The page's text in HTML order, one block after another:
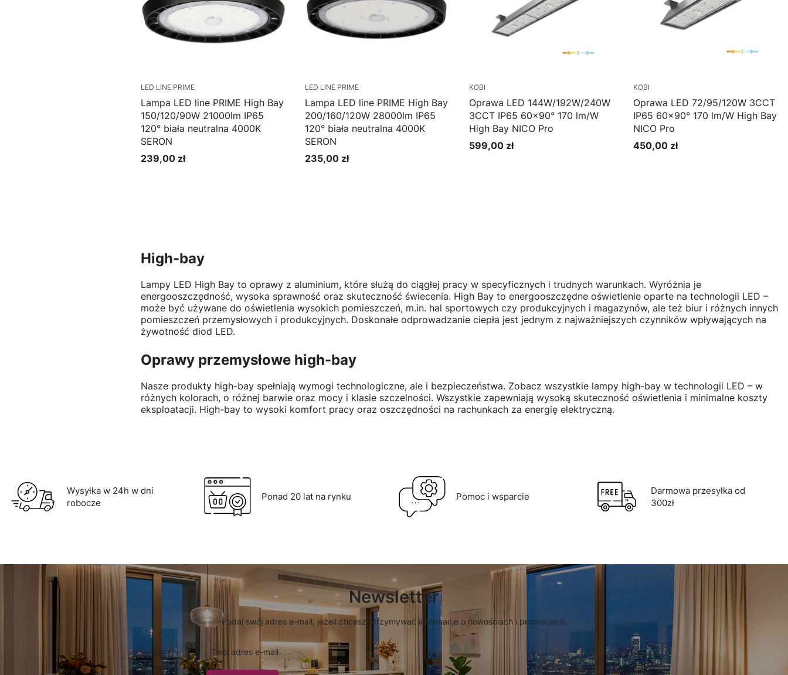
LED LINE PRIME
Lampa LED line PRIME High Bay
150/120/90W 21000lm IP65
120° biała neutralna 4000K
SERON
Cena
239,00 zł
LED LINE PRIME
Lampa LED line PRIME High Bay
200/160/120W 28000lm IP65
120° biała neutralna 4000K
SERON
Cena
235,00 zł
KOBI
Oprawa LED 144W/192W/240W
3CCT IP65 60×90° 170 lm/W
High Bay NICO Pro
Cena
599,00 zł
KOBI
Oprawa LED 72/95/120W 3CCT
IP65 60×90° 170 lm/W High Bay
NICO Pro
Cena
450,00 zł
High-bay
Lampy LED High Bay to oprawy z aluminium, które służą do ciągłej pracy w specyficznych i trudnych warunkach. Wyróżnia je
energooszczędność, wysoka sprawność oraz skuteczność świecenia. High Bay to energooszczędne oświetlenie oparte na technologii LED –
może być używane do oświetlenia wysokich pomieszczeń, m.in. hal sportowych czy produkcyjnych i magazynów, ale też biur i różnych innych
pomieszczeń przemysłowych i produkcyjnych. Doskonałe odprowadzanie ciepła jest jednym z najważniejszych czynników wpływających na
żywotność diod LED.
Oprawy przemysłowe high-bay
Nasze produkty high-bay spełniają wymogi technologiczne, ale i bezpieczeństwa. Zobacz wszystkie lampy high-bay w technologii LED – w
różnych kolorach, o różnej barwie oraz mocy i klasie szczelności. Wszystkie zapewniają wysoką skuteczność oświetlenia i minimalne koszty
eksploatacji. High-bay to wysoki komfort pracy oraz oszczędności na rachunkach za energię elektryczną.
Wysyłka w 24h w dni
robocze
Ponad 20 lat na rynku Pomoc i wsparcie
Darmowa przesyłka od
300zł
Newsletter
Podaj swój adres e-mail, jeżeli chcesz otrzymywać informacje o nowościach i promocjach.
Twój adres e-mail